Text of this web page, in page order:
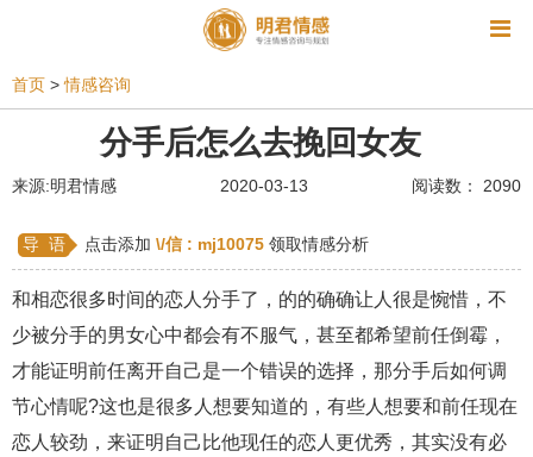
相亲 同性恋 恋爱技巧 挽回爱情
挽救婚姻 星座情感 离婚 心情
姻缘测试 分娩
水瓶座男生 摩羯座男生 射手座男生
天蝎座男生 天秤座男生 处女座男生
爱情诗句 狮子座男生 爱情歌曲 爱情图片
首页 > 情感咨询
分手后怎么去挽回女友
来源:明君情感 2020-03-13 阅读数： 2090
导 语 点击添加 \/信 : mj10075 领取情感分析
和相恋很多时间的恋人分手了，的的确确让人很是惋惜，不
少被分手的男女心中都会有不服气，甚至都希望前任倒霉，
才能证明前任离开自己是一个错误的选择，那分手后如何调
节心情呢?这也是很多人想要知道的，有些人想要和前任现在
恋人较劲，来证明自己比他现任的恋人更优秀，其实没有必